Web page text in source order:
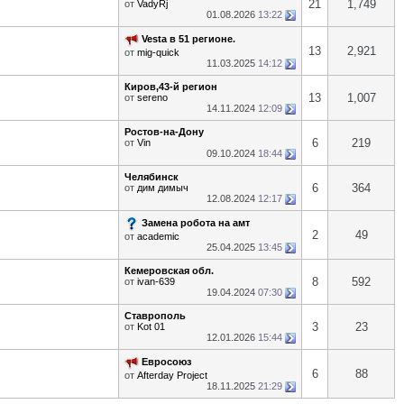
от VadyRj
01.08.2026 13:22
21 1,749
Vesta в 51 регионе.
от mig-quick
11.03.2025 14:12
13 2,921
Киров,43-й регион
от sereno
14.11.2024 12:09
13 1,007
Ростов-на-Дону
от Vin
09.10.2024 18:44
6 219
Челябинск
от дим димыч
12.08.2024 12:17
6 364
Замена робота на амт
от academic
25.04.2025 13:45
2 49
Кемеровская обл.
от ivan-639
19.04.2024 07:30
8 592
Ставрополь
от Kot 01
12.01.2026 15:44
3 23
Евросоюз
от Afterday Project
18.11.2025 21:29
6 88